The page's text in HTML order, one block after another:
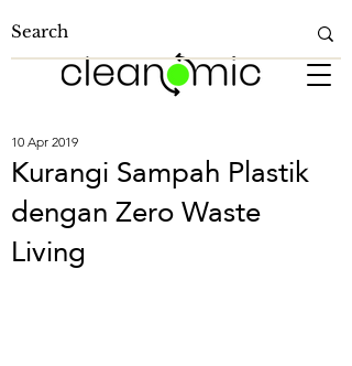
Kurangi Sampah Plastik
dengan Zero Waste
Living
10 Apr 2019